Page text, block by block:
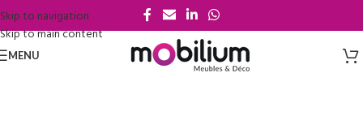
Skip to navigation
Skip to main content
MENU